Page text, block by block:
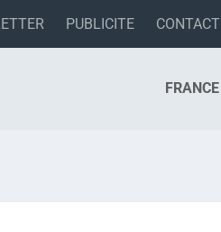
PUBLICITE CONTACT
FRANCE